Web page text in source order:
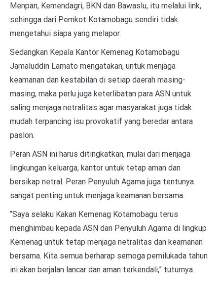
Menpan, Kemendagri, BKN dan Bawaslu, itu melalui link,
sehingga dari Pemkot Kotamobagu sendiri tidak
mengetahui siapa yang melapor.
Sedangkan Kepala Kantor Kemenag Kotamobagu
Jamaluddin Lamato mengatakan, untuk menjaga
keamanan dan kestabilan di setiap daerah masing-
masing, maka perlu juga keterlibatan para ASN untuk
saling menjaga netralitas agar masyarakat juga tidak
mudah terpancing isu provokatif yang beredar antara
paslon.
Peran ASN ini harus ditingkatkan, mulai dari menjaga
lingkungan keluarga, kantor untuk tetap aman dan
bersikap netral. Peran Penyuluh Agama juga tentunya
sangat penting untuk menjaga keamanan bersama.
“Saya selaku Kakan Kemenag Kotamobagu terus
menghimbau kepada ASN dan Penyuluh Agama di lingkup
Kemenag untuk tetap menjaga netralitas dan keamanan
bersama. Kita semua berharap semoga pemilukada tahun
ini akan berjalan lancar dan aman terkendali,” tuturnya.